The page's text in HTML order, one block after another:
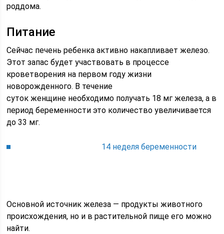
роддома.
Питание
Сейчас печень ребенка активно накапливает железо.
Этот запас будет участвовать в процессе
кроветворения на первом году жизни
новорожденного. В течение
суток женщине необходимо получать 18 мг железа, а в
период беременности это количество увеличивается
до 33 мг.
14 неделя беременности
Основной источник железа — продукты животного
происхождения, но и в растительной пище его можно
найти.